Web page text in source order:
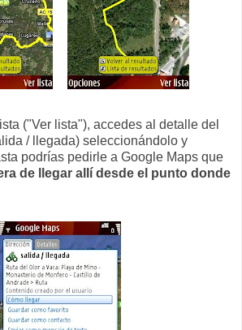
("Ver lista"), accedes al detalle del
/ llegada) seleccionándolo y
podrías pedirle a Google Maps que
de llegar allí desde el punto donde